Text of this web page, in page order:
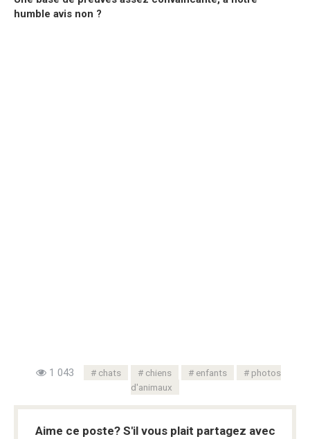
humble avis non ?
1 043 chats chiens enfants
photos
d'animaux
Aime ce poste? S'il vous plait partagez avec